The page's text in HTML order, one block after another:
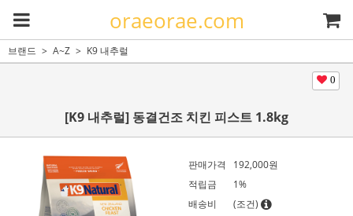
oraeorae.com
브랜드 A~Z K9 내추럴
0
[K9 내추럴] 동결건조 치킨 피스트 1.8kg
판매가격 192,000원
적립금
1%
배송비
(조건)